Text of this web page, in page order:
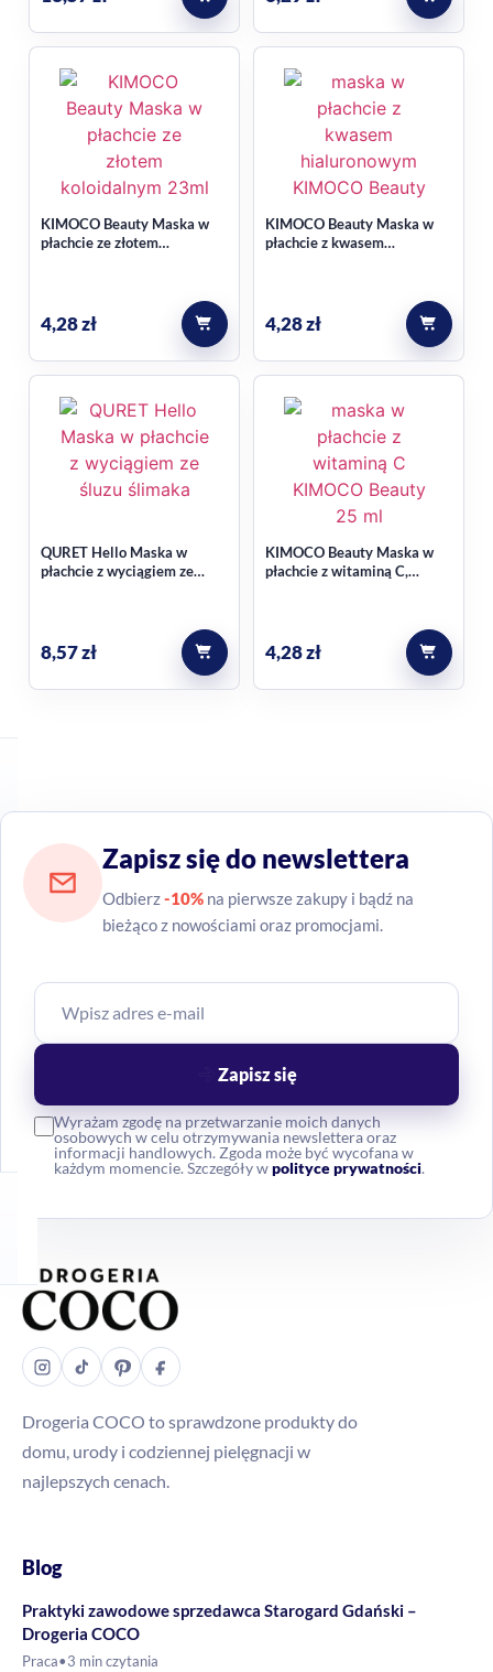
KIMOCO Beauty Maska w
płachcie ze złotem
4,28zł
KIMOCO Beauty Maska w
płachcie z kwasem
4,28zł
QURET Hello Maska w
płachcie z wyciągiem ze
8,57zł
KIMOCO Beauty Maska w
płachcie z witaminą C,
4,28zł
Zapisz się do newslettera
Odbierz-10% na pierwsze zakupy i bądź na
bieżąco z nowościami oraz promocjami.
Wyrażam zgodę na przetwarzanie moich danych
osobowych w celu otrzymywania newslettera oraz
informacji handlowych. Zgoda może być wycofana w
każdym momencie. Szczegóły wpolityce prywatności.
Zapisz się
Drogeria COCO to sprawdzone produkty do
domu, urody i codziennej pielęgnacji w
najlepszych cenach.
Blog
Praktyki zawodowe sprzedawca Starogard Gdański –
Drogeria COCO
Praca•3 min czytania